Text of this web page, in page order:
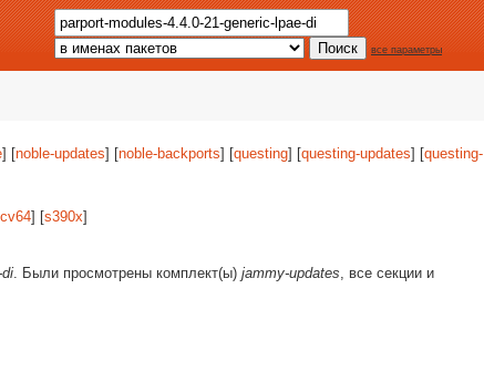
все параметры
] [noble-updates] [noble-backports] [questing] [questing-updates] [questing-
] [s390x]
. Были просмотрены комплект(ы) jammy-updates, все секции и